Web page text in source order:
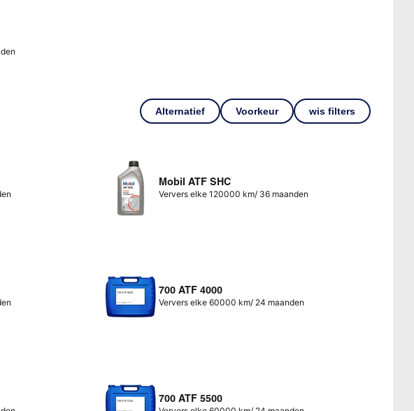
Alternatief Voorkeur wis filters
Mobil ATF SHC
Ververs elke 120000 km/ 36 maanden
700 ATF 4000
Ververs elke 60000 km/ 24 maanden
700 ATF 5500